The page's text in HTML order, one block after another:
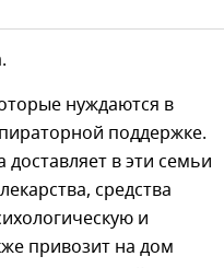
нуждаются в
поддержке.
в эти семьи
средства
и
привозит на дом